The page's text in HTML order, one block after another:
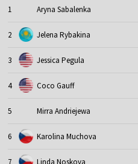
1 Aryna Sabalenka
2 Jelena Rybakina
3 Jessica Pegula
4 Coco Gauff
5 Mirra Andriejewa
6 Karolina Muchova
7 Linda Noskova